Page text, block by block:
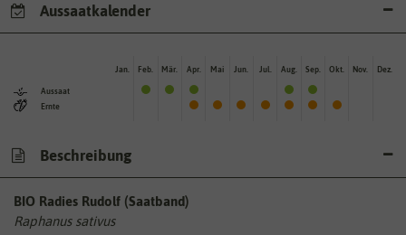
Aussaatkalender
Aussaat
Ernte
Jan. Feb. Mär. Apr. Mai Jun. Jul. Aug. Sep. Okt. Nov. Dez.
Beschreibung
BIO Radies Rudolf (Saatband)
Raphanus sativus